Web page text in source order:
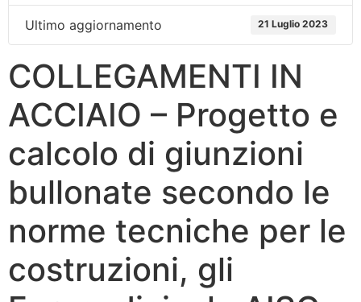
Ultimo aggiornamento 21 Luglio 2023
COLLEGAMENTI IN
ACCIAIO – Progetto e
calcolo di giunzioni
bullonate secondo le
norme tecniche per le
costruzioni, gli